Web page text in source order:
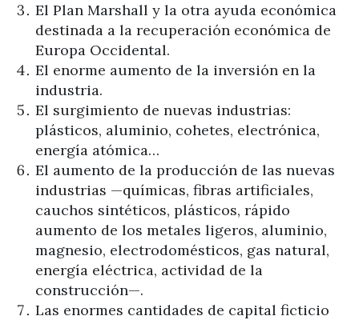
El Plan Marshall y la otra ayuda económica
destinada a la recuperación económica de
Europa Occidental.
El enorme aumento de la inversión en la
industria.
El surgimiento de nuevas industrias:
plásticos, aluminio, cohetes, electrónica,
energía atómica…
El aumento de la producción de las nuevas
industrias —químicas, fibras artificiales,
cauchos sintéticos, plásticos, rápido
aumento de los metales ligeros, aluminio,
magnesio, electrodomésticos, gas natural,
energía eléctrica, actividad de la
construcción—.
Las enormes cantidades de capital ficticio